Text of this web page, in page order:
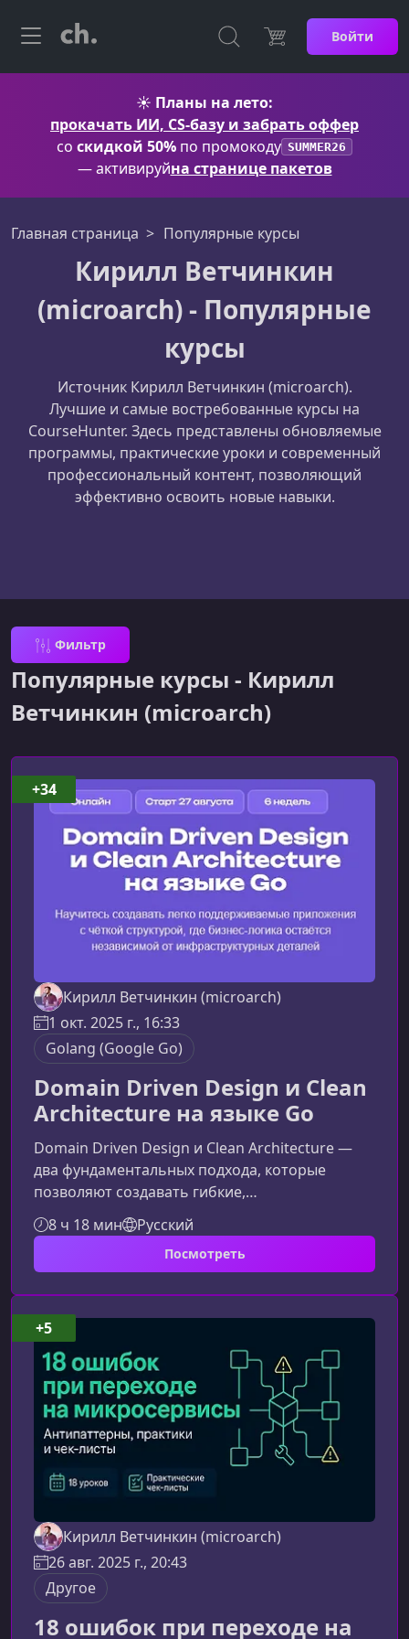
Войти
☀️ Планы на лето:
прокачать ИИ, CS-базу и забрать оффер
со скидкой 50% по промокоду SUMMER26
— активируйна странице пакетов
Главная страница Популярные курсы
Кирилл Ветчинкин
(microarch) - Популярные
курсы
Источник Кирилл Ветчинкин (microarch).
Лучшие и самые востребованные курсы на
CourseHunter. Здесь представлены обновляемые
программы, практические уроки и современный
профессиональный контент, позволяющий
эффективно освоить новые навыки.
Фильтр
Популярные курсы - Кирилл
Ветчинкин (microarch)
Кирилл Ветчинкин (microarch)
1 окт. 2025 г., 16:33
Golang (Google Go)
Domain Driven Design и Clean
Architecture на языке Go
Domain Driven Design и Clean Architecture —
два фундаментальных подхода, которые
позволяют создавать гибкие,
масштабируемые и легко поддерживаемые
микросервисы. В этом курсе вы научитесь
применять их на языке Go, сочетая теорию и
использовать архитектурные паттерны в
реальных проектах.Чему вы
научитесьПрограмма фокусируется на
практическом освоении архитектурных
принципов и паттернов DDD. В процессе
обучени
8 ч 18 мин Русский
Посмотреть
+34
Кирилл Ветчинкин (microarch)
26 авг. 2025 г., 20:43
Другое
18 ошибок при переходе на
+5